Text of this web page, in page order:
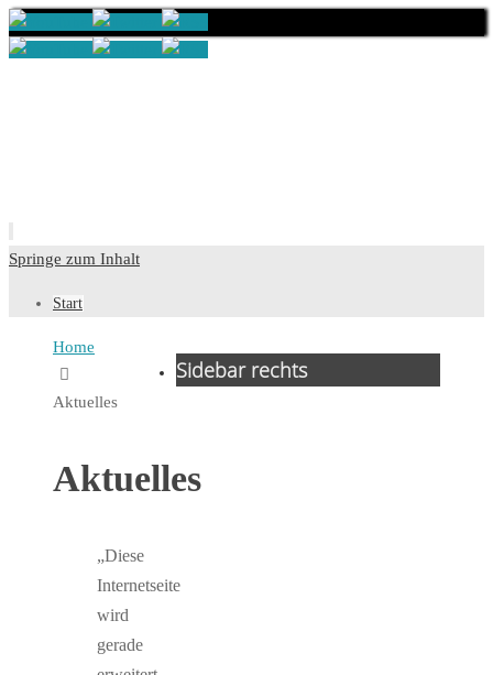
Springe zum Inhalt
Start
Home
Aktuelles
Aktuelles
„Diese
Internetseite
wird
gerade
Sidebar rechts